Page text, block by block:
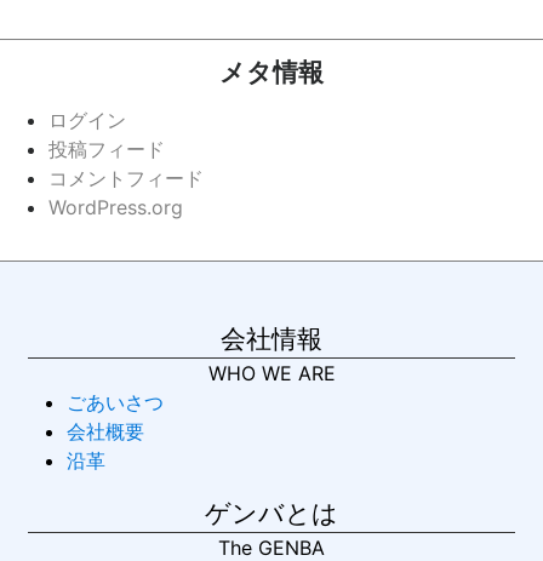
メタ情報
ログイン
投稿フィード
コメントフィード
WordPress.org
会社情報
WHO WE ARE
ごあいさつ
会社概要
沿革
ゲンバとは
The GENBA